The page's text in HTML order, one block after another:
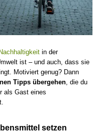
Nachhaltigkeit in der
ist – und auch, dass sie
Motiviert genug? Dann
Tipps übergehen, die du
als Gast eines
setzen